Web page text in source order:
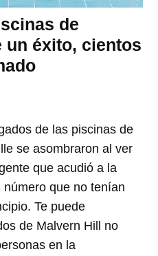
de
un éxito, cientos
de las piscinas de
se asombraron al ver
que acudió a la
que no tenían
Te puede
de Malvern Hill no
en la